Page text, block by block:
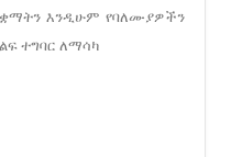
እንዲሁም የባለሙያዎችን
ተግባር ለማሳካ